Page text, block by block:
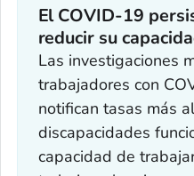
El COVID-19
reducir su
Las investigaciones
trabajadores con
notifican tasas más
discapacidades
capacidad de